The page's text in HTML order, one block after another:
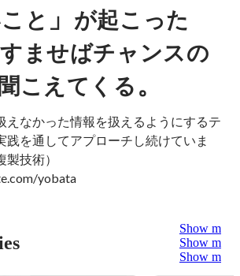
と 」 が起こった
ませばチャンスの
こえてくる。
えなかった情報を扱えるようにするテ
践を通してアプローチし続けていま
技術）
yobata
Show more
Show more
Show more